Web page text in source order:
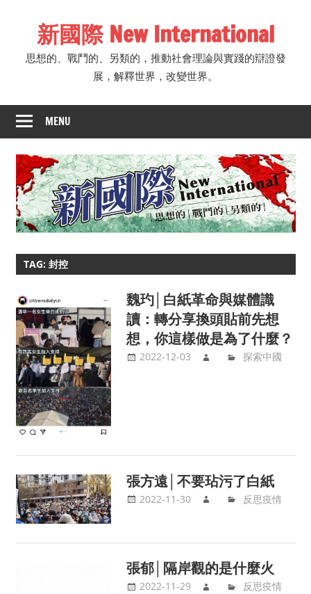
新國際 New International
思想的、戰鬥的、另類的，推動社會理論與實踐的辯證發
展，解釋世界，改變世界。
MENU
TAG: 封控
魏玓│白紙革命與媒體識
讀：轉分享換頭貼前先想
想，你這樣做是為了什麼？
2022-12-03 探索中國
張方遠│不要玷污了白紙
2022-11-30 反思疫情
張郁│隔岸觀的是什麼火
2022-11-29 反思疫情